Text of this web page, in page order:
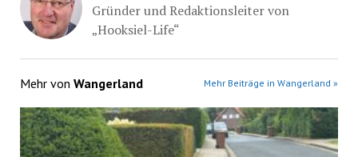
Gründer und Redaktionsleiter von
„Hooksiel-Life“
Mehr von Wangerland Mehr Beiträge in Wangerland »